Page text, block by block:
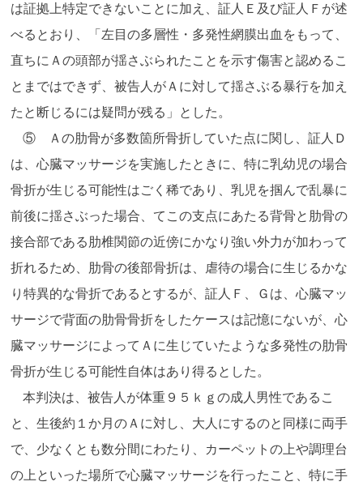
は証拠上特定できないことに加え、証人Ｅ及び証人Ｆが述
べるとおり、「左目の多層性・多発性網膜出血をもって、
直ちにＡの頭部が揺さぶられたことを示す傷害と認めるこ
とまではできず、被告人がＡに対して揺さぶる暴行を加え
たと断じるには疑問が残る」とした。
⑤ Ａの肋骨が多数箇所骨折していた点に関し、証人Ｄ
は、心臓マッサージを実施したときに、特に乳幼児の場合
骨折が生じる可能性はごく稀であり、乳児を掴んで乱暴に
前後に揺さぶった場合、てこの支点にあたる背骨と肋骨の
接合部である肋椎関節の近傍にかなり強い外力が加わって
折れるため、肋骨の後部骨折は、虐待の場合に生じるかな
り特異的な骨折であるとするが、証人Ｆ、Ｇは、心臓マッ
サージで背面の肋骨骨折をしたケースは記憶にないが、心
臓マッサージによってＡに生じていたような多発性の肋骨
骨折が生じる可能性自体はあり得るとした。
本判決は、被告人が体重９５ｋｇの成人男性であるこ
と、生後約１か月のＡに対し、大人にするのと同様に両手
で、少なくとも数分間にわたり、カーペットの上や調理台
の上といった場所で心臓マッサージを行ったこと、特に手